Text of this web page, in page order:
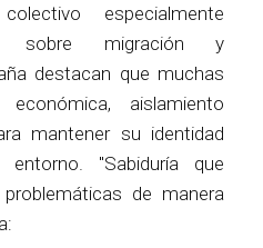
especialmente
sobre migración y
destacan que muchas
económica, aislamiento
mantener su identidad
"Sabiduría que
de manera